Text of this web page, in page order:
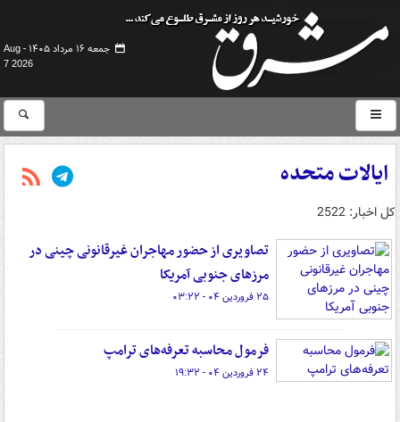
جمعه ۱۶ مرداد ۱۴۰۵ -
Aug
7 2026
ایالات متحده
کل اخبار: 2522
تصاویری از حضور مهاجران غیرقانونی چینی در
مرزهای جنوبی آمریکا
۲۵ فروردین ۰۴ - ۰۳:۲۲
فرمول محاسبه تعرفه‌های ترامپ
۲۴ فروردین ۰۴ - ۱۹:۳۲